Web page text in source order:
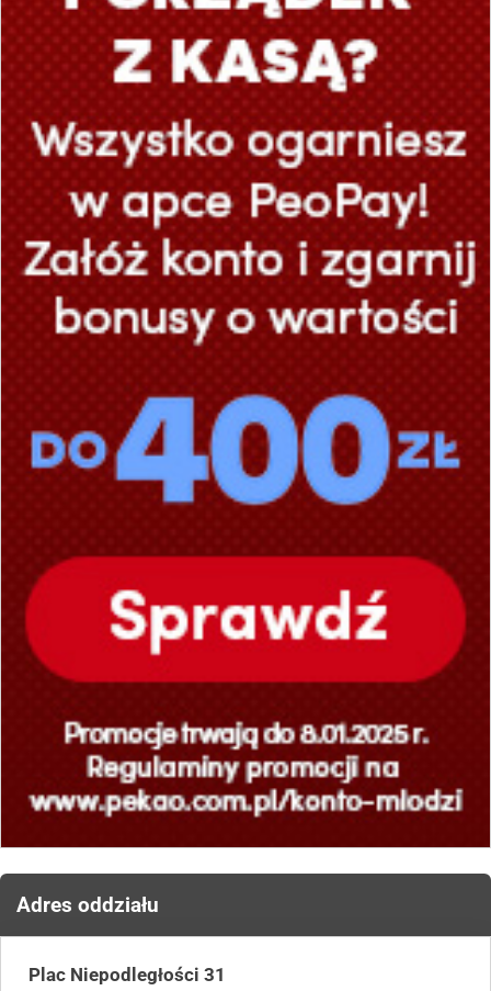
Adres oddziału
Plac Niepodległości 31